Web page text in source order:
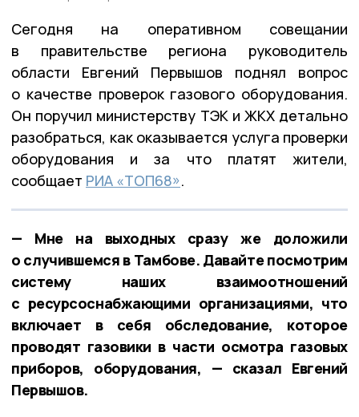
Сегодня на оперативном совещании
в правительстве региона руководитель
области Евгений Первышов поднял вопрос
о качестве проверок газового оборудования.
Он поручил министерству ТЭК и ЖКХ детально
разобраться, как оказывается услуга проверки
оборудования и за что платят жители,
сообщает РИА «ТОП68».
— Мне на выходных сразу же доложили
о случившемся в Тамбове. Давайте посмотрим
систему наших взаимоотношений
с ресурсоснабжающими организациями, что
включает в себя обследование, которое
проводят газовики в части осмотра газовых
приборов, оборудования, — сказал Евгений
Первышов.